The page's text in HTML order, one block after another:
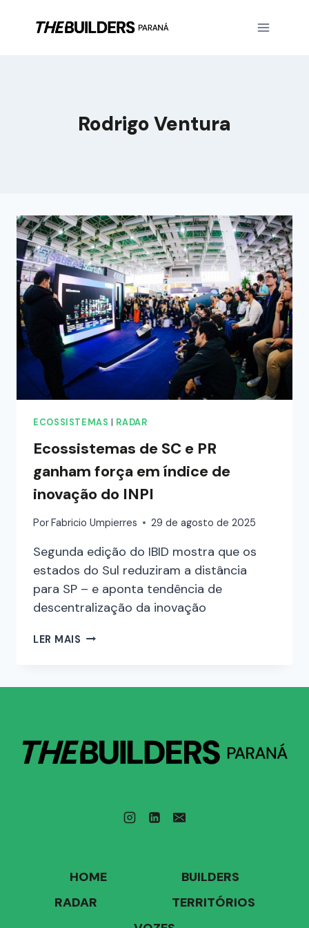
Rodrigo Ventura
ECOSSISTEMAS RADAR
Ecossistemas de SC e PR
ganham força em índice de
inovação do INPI
PorFabricio Umpierres 29 de agosto de 2025
Segunda edição do IBID mostra que os
estados do Sul reduziram a distância
para SP – e aponta tendência de
descentralização da inovação
LER MAIS
HOME
BUILDERS
RADAR
TERRITÓRIOS